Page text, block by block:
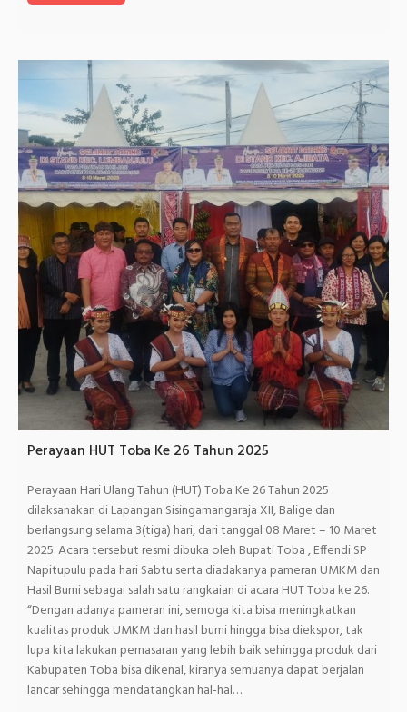
Perayaan HUT Toba Ke 26 Tahun 2025
Perayaan Hari Ulang Tahun (HUT) Toba Ke 26 Tahun 2025
dilaksanakan di Lapangan Sisingamangaraja XII, Balige dan
berlangsung selama 3(tiga) hari, dari tanggal 08 Maret – 10 Maret
2025. Acara tersebut resmi dibuka oleh Bupati Toba , Effendi SP
Napitupulu pada hari Sabtu serta diadakanya pameran UMKM dan
Hasil Bumi sebagai salah satu rangkaian di acara HUT Toba ke 26.
“Dengan adanya pameran ini, semoga kita bisa meningkatkan
kualitas produk UMKM dan hasil bumi hingga bisa diekspor, tak
lupa kita lakukan pemasaran yang lebih baik sehingga produk dari
Kabupaten Toba bisa dikenal, kiranya semuanya dapat berjalan
lancar sehingga mendatangkan hal-hal…